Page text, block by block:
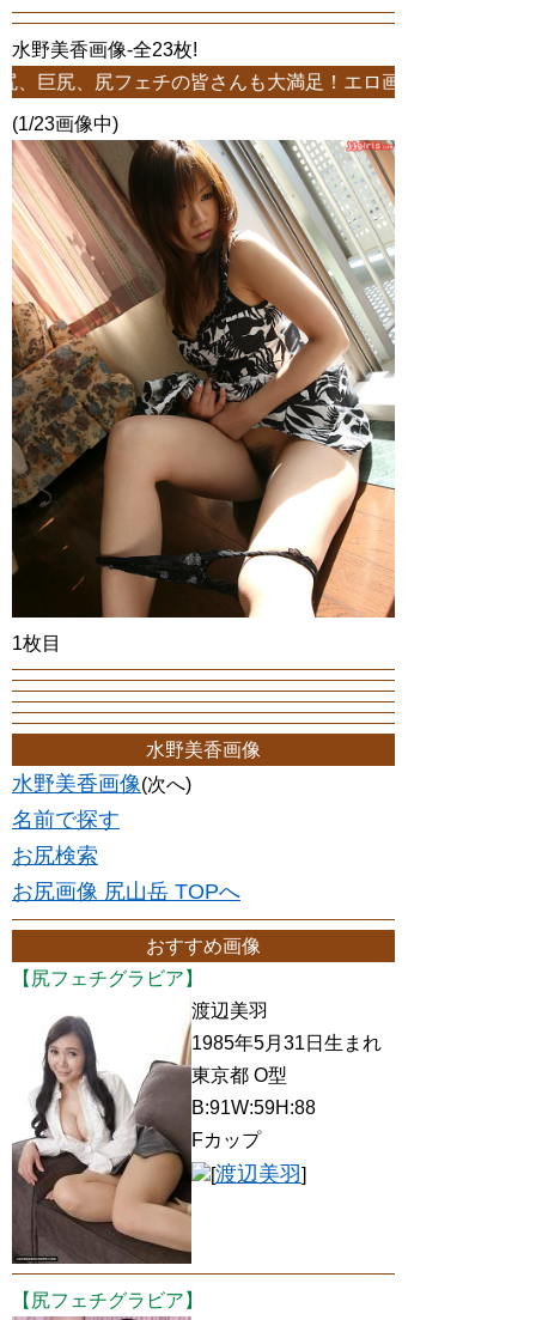
水野美香画像-全23枚!
フェチの皆さんも大満足！エロ画像多数！23枚中1ページ
(1/23画像中)
1枚目
水野美香画像
水野美香画像(次へ)
名前で探す
お尻検索
お尻画像 尻山岳 TOPへ
おすすめ画像
【尻フェチグラビア】
渡辺美羽
1985年5月31日生まれ
東京都 O型
B:91W:59H:88
Fカップ
[渡辺美羽]
【尻フェチグラビア】